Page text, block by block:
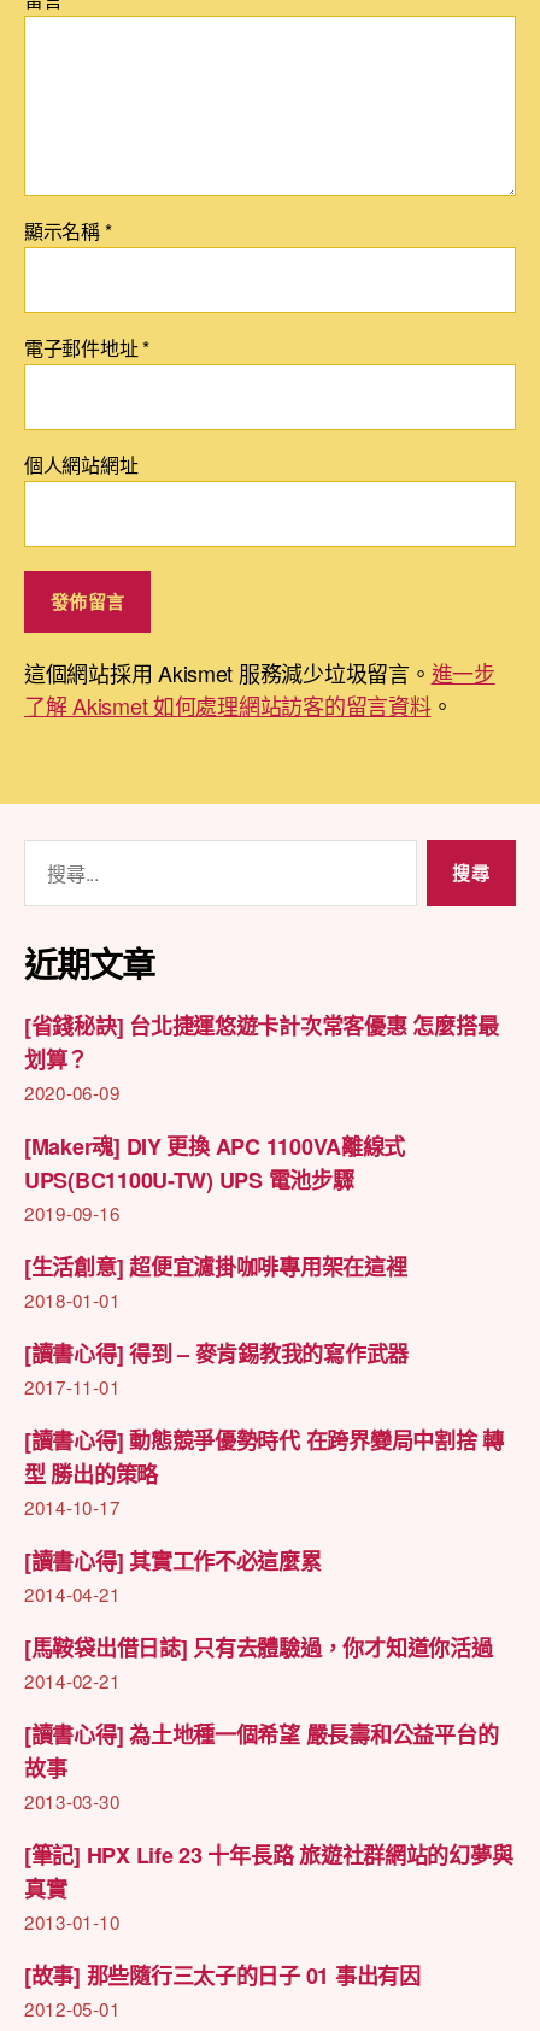
顯示名稱*
電子郵件地址*
個人網站網址
這個網站採用 Akismet 服務減少垃圾留言。 進一步
了解 Akismet 如何處理網站訪客的留言資料。
關
鍵
字:
近期文章
[省錢秘訣] 台北捷運悠遊卡計次常客優惠 怎麼搭最
划算？
2020-06-09
[Maker魂] DIY 更換 APC 1100VA離線式
UPS(BC1100U-TW) UPS 電池步驟
2019-09-16
[生活創意] 超便宜濾掛咖啡專用架在這裡
2018-01-01
[讀書心得] 得到 – 麥肯錫教我的寫作武器
2017-11-01
[讀書心得] 動態競爭優勢時代 在跨界變局中割捨 轉
型 勝出的策略
2014-10-17
[讀書心得] 其實工作不必這麼累
2014-04-21
[馬鞍袋出借日誌] 只有去體驗過，你才知道你活過
2014-02-21
[讀書心得] 為土地種一個希望 嚴長壽和公益平台的
故事
2013-03-30
[筆記] HPX Life 23 十年長路 旅遊社群網站的幻夢與
真實
2013-01-10
[故事] 那些隨行三太子的日子 01 事出有因
2012-05-01